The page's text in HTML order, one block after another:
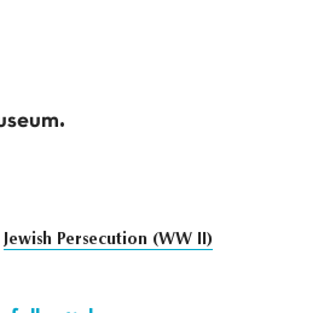
Jewish Persecution (WW II)